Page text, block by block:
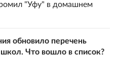
"Уфу" в домашнем
обновило перечень
Что вошло в список?